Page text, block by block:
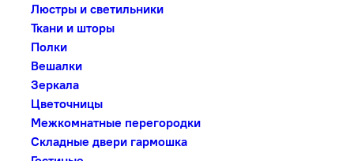
Люстры и светильники
Ткани и шторы
Полки
Вешалки
Зеркала
Цветочницы
Межкомнатные перегородки
Складные двери гармошка